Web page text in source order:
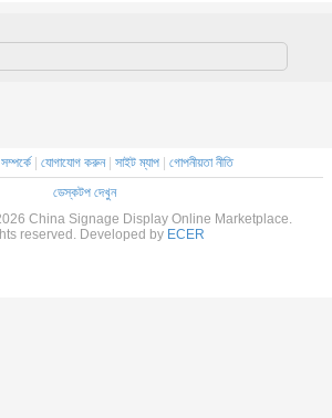
| যোগাযোগ করুন| সাইট ম্যাপ| গোপনীয়তা নীতি
ডেস্কটপ দেখুন
China Signage Display Online Marketplace.
reserved. Developed by ECER